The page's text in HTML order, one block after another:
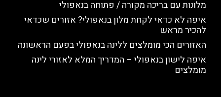
מלונות עם בריכה מקורה / פתוחה בנאפולי
איפה לא כדאי לקחת מלון בנאפולי? אזורים שכדאי
להכיר מראש
האזורים הכי מומלצים ללינה בנאפולי בפעם הראשונה
איפה לישון בנאפולי – המדריך המלא לאזורי לינה
מומלצים